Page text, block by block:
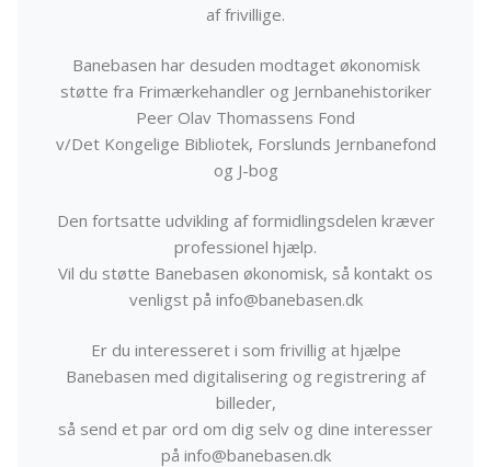
af frivillige.
Banebasen har desuden modtaget økonomisk
støtte fra Frimærkehandler og Jernbanehistoriker
Peer Olav Thomassens Fond
v/Det Kongelige Bibliotek, Forslunds Jernbanefond
og J-bog
Den fortsatte udvikling af formidlingsdelen kræver
professionel hjælp.
Vil du støtte Banebasen økonomisk, så kontakt os
venligst på info@banebasen.dk
Er du interesseret i som frivillig at hjælpe
Banebasen med digitalisering og registrering af
billeder,
så send et par ord om dig selv og dine interesser
på info@banebasen.dk